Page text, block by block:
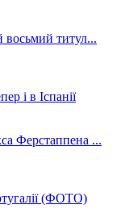
і в Іспанії
(ФОТО)